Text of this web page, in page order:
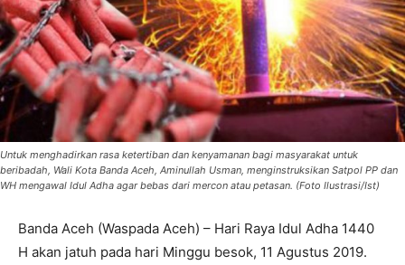
Untuk menghadirkan rasa ketertiban dan kenyamanan bagi masyarakat untuk
beribadah, Wali Kota Banda Aceh, Aminullah Usman, menginstruksikan Satpol PP dan
WH mengawal Idul Adha agar bebas dari mercon atau petasan. (Foto Ilustrasi/Ist)
Banda Aceh (Waspada Aceh) – Hari Raya Idul Adha 1440
H akan jatuh pada hari Minggu besok, 11 Agustus 2019.